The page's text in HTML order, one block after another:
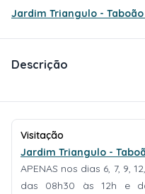
Jardim Triangulo -
Descrição
Visitação
Jardim Triangulo -
APENAS nos dias 6, 7, 9,
das 08h30 às 12h e